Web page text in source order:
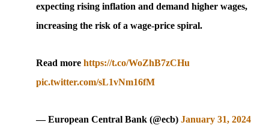
expecting rising inflation and demand higher wages,
increasing the risk of a wage-price spiral.
Read more https://t.co/WoZhB7zCHu
pic.twitter.com/sL1vNm16fM
— European Central Bank (@ecb) January 31, 2024